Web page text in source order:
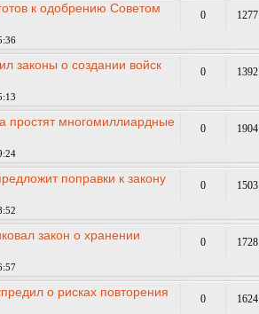
к одобрению Советом
0 1277
законы о создании войск
0 1392
простят многомиллиардные
0 1904
поправки к закону
0 1503
закон о хранении
0 1728
о рисках повторения
0 1624